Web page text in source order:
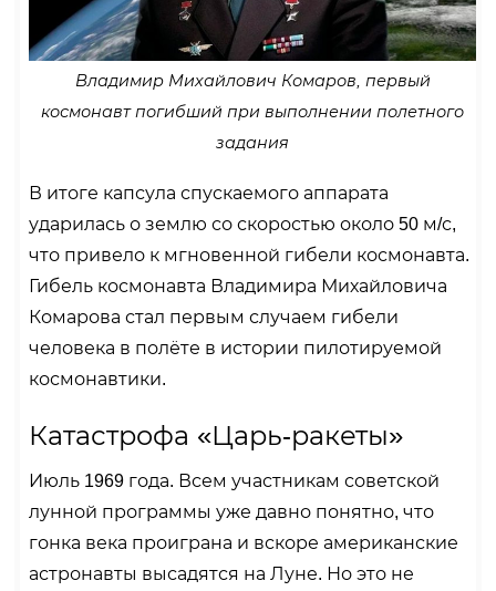
Владимир Михайлович Комаров, первый
космонавт погибший при выполнении полетного
задания
В итоге капсула спускаемого аппарата
ударилась о землю со скоростью около 50 м/с,
что привело к мгновенной гибели космонавта.
Гибель космонавта Владимира Михайловича
Комарова стал первым случаем гибели
человека в полёте в истории пилотируемой
космонавтики.
Катастрофа «Царь-ракеты»
Июль 1969 года. Всем участникам советской
лунной программы уже давно понятно, что
гонка века проиграна и вскоре американские
астронавты высадятся на Луне. Но это не